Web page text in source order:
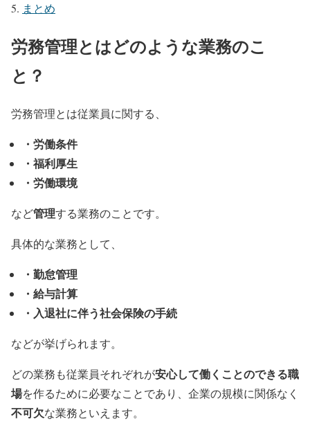
まとめ
労務管理とはどのような業務のこ
と？
労務管理とは従業員に関する、
・労働条件
・福利厚生
・労働環境
など管理する業務のことです。
具体的な業務として、
・勤怠管理
・給与計算
・入退社に伴う社会保険の手続
などが挙げられます。
どの業務も従業員それぞれが安心して働くことのできる職
場を作るために必要なことであり、企業の規模に関係なく
不可欠な業務といえます。